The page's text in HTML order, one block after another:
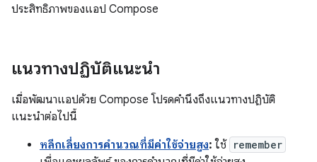
ประสิทธิภาพของแอป Compose
แนวทางปฏิบัติแนะนำ
เมื่อพัฒนาแอปด้วย Compose โปรดคำนึงถึงแนวทางปฏิบัติ
แนะนำต่อไปนี้
หลีกเลี่ยงการคำนวณที่มีค่าใช้จ่ายสูง: ใช้ remember